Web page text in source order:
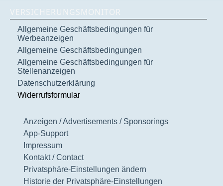
VERSICHERUNGSMONITOR
Allgemeine Geschäftsbedingungen für
Werbeanzeigen
Allgemeine Geschäftsbedingungen
Allgemeine Geschäftsbedingungen für
Stellenanzeigen
Datenschutzerklärung
Widerrufsformular
Anzeigen / Advertisements / Sponsorings
App-Support
Impressum
Kontakt / Contact
Privatsphäre-Einstellungen ändern
Historie der Privatsphäre-Einstellungen